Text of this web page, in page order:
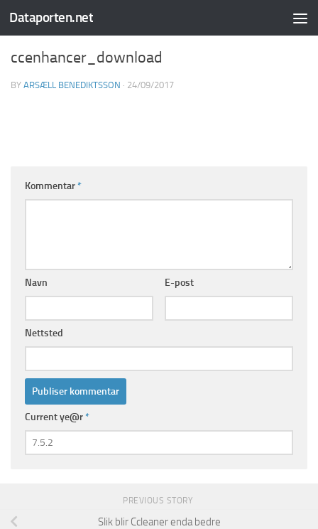
Skip to content
Dataporten.net
ccenhancer_download
BY ARSÆLL BENEDIKTSSON · 24/09/2017
Kommentar*
Navn E-post
Nettsted
Current ye@r*
PREVIOUS STORY
Slik blir Ccleaner enda bedre